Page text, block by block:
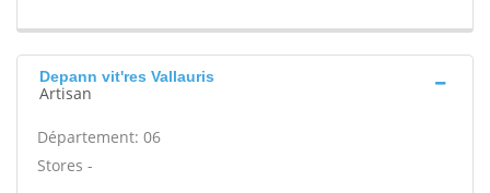
Depann vit'res Vallauris
Artisan
Département: 06
Stores -